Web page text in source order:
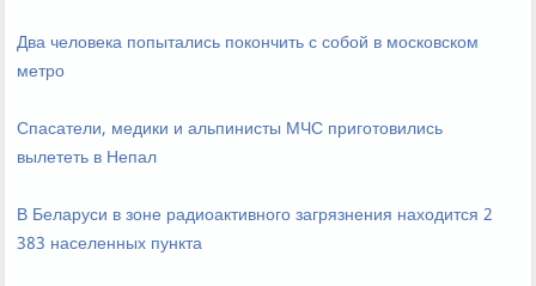
Два человека попытались покончить с собой в московском
метро
Спасатели, медики и альпинисты МЧС приготовились
вылететь в Непал
В Беларуси в зоне радиоактивного загрязнения находится 2
383 населенных пункта